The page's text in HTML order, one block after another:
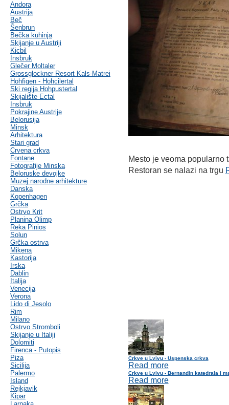
Andora
Austrija
Beč
Šenbrun
Bečka kuhinja
Skijanje u Austriji
Kicbil
Insbruk
Glečer Moltaler
Grossglockner Resort Kals-Matrei
Hohfigen - Hohcilertal
Ski regija Hohpustertal
Skijalište Ectal
Insbruk
Pokrajine Austrije
Belorusija
Minsk
Arhitektura
Stari grad
Crvena crkva
Fontane
Fotografije Minska
Beloruske devojke
Muzej narodne arhitekture
Danska
Kopenhagen
Grčka
Ostrvo Krit
Planina Olimp
Reka Pinios
Solun
Grčka ostrva
Mikena
Kastorija
Irska
Dablin
Italija
Venecija
Verona
Lido di Jesolo
Rim
Milano
Ostrvo Stromboli
Skijanje u Italiji
Dolomiti
Firenca - Putopis
Piza
Sicilija
Palermo
Island
Rejkjavik
Kipar
Mesto je veoma popularno
Restoran se nalazi na trgu
Crkve u Lvivu - Uspenska crkva
Read more
Crkve u Lvivu - Bernandin katedrala i
Read more